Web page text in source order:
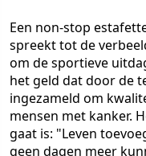
Een non-stop
spreekt tot de
om de sportieve
het geld dat door de
ingezameld om
mensen met kanker.
gaat is: "Leven
geen dagen meer